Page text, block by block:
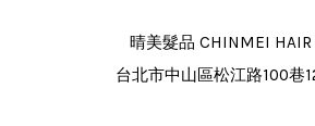
晴美髮品 CHINMEI HAIR
台北市中山區松江路100巷